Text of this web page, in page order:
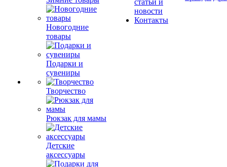
Новогодние
товары
Подарки и
сувениры
Творчество
Рюкзак для мамы
Детские
аксессуары
статьи и
новости
Контакты